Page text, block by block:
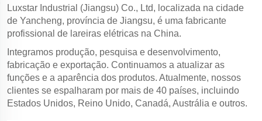
Luxstar Industrial (Jiangsu) Co., Ltd, localizada na cidade
de Yancheng, província de Jiangsu, é uma fabricante
profissional de lareiras elétricas na China.
Integramos produção, pesquisa e desenvolvimento,
fabricação e exportação. Continuamos a atualizar as
funções e a aparência dos produtos. Atualmente, nossos
clientes se espalharam por mais de 40 países, incluindo
Estados Unidos, Reino Unido, Canadá, Austrália e outros.